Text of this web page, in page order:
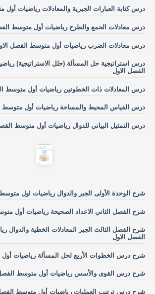
درس كتابة العبارات الجبرية والمعادلات رياضيات
درس معادلات الحمع والطرح رياضيات أول متوسط
درس معادلات الضرب رياضيات أول متوسط الفصل
درس استراتيجية حل المسألة (حلل الاستراتيجية)
الفصل الاول
درس المعادلات ذات الخطوتين رياضيات أول متوسط
درس القياس المحيط والمساحة رياضيات أول متوسط
درس التمثيل البياني للدوال رياضيات أول متوسط
شرح الوحدة الأولى الجبر والدوال رياضيات اول
شرح الفصل الثاني الاعداد الصحيحة رياضيات أول
شرح الفصل الثالث الجبر المعادلات الخطية والدوال
الفصل الاول
شرح درس الخطوات الأربع لحل المسألة رياضيات
شرح درس القوى والأسس رياضيات أول متوسط الفصل
شرح درس ترتيب العمليات رياضيات أول متوسط